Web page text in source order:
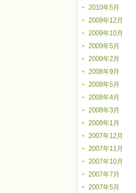
2010年5月
2009年12月
2009年10月
2009年5月
2009年2月
2008年9月
2008年5月
2008年4月
2008年3月
2008年1月
2007年12月
2007年11月
2007年10月
2007年7月
2007年5月